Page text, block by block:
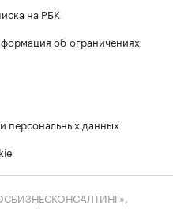
на РБК
об ограничениях
персональных данных